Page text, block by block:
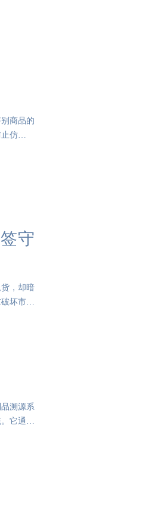
商品的
仿冒的
守
，却暗
坏市场
溯源系
它通过